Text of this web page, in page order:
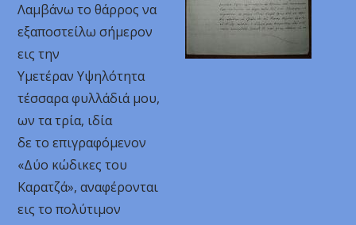
Λαμβάνω το θάρρος να
εξαποστείλω σήμερον
εις την
Υμετέραν Υψηλότητα
τέσσαρα φυλλάδιά μου,
ων τα τρία, ιδία
δε το επιγραφόμενον
«Δύο κώδικες του
Καρατζά», αναφέρονται
εις το πολύτιμον